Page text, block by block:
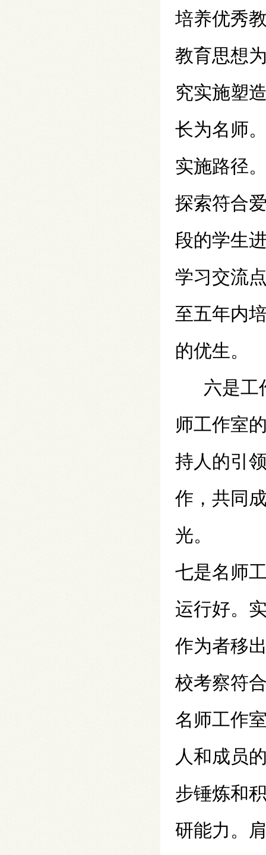
培养优秀
教育思想
究实施塑
长为名师
实施路径
探索符合
段的学生
学习交流
至五年内
的优生。
六是工
师工作室
持人的引
作，共同
光。
七是名师
运行好。
作为者移
校考察符
名师工作
人和成员
步锤炼和
研能力。